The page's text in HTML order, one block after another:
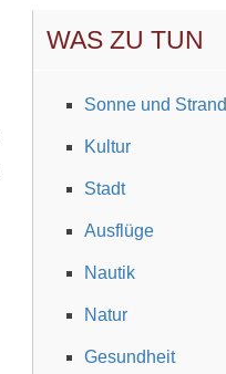
WAS ZU TUN
Sonne und Strand
Kultur
Stadt
Ausflüge
Nautik
Natur
Gesundheit